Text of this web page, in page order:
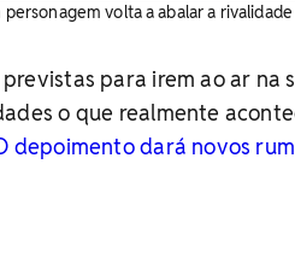
personagem volta a abalar a
previstas para irem ao ar
o que realmente
depoimento dará novos